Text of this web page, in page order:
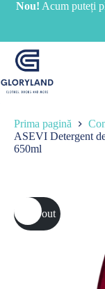
SariNou! Acum puteți
Prima pagină
ASEVI Detergent
650ml
Sold out